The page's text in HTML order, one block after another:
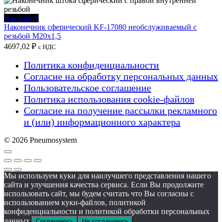
В корзину
Наконечник сферический KF-17080 необслуживаемый с
резьбой M20x1,5
4697,02 ₽ с НДС
Политика конфиденциальности
Согласие на обработку персональных данных
Пользовательское соглашение
Политика использования cookie-файлов
Согласие на получение рассылки рекламного
и (или) информационного характера
© 2026 Pneumosystem
Мы используем куки для наилучшего представления нашего
сайта и улучшения качества сервиса. Если Вы продолжите
использовать сайт, мы будем считать что Вы согласны с
использованием куки-файлов, политикой
конфиденциальности и политикой обработки персональных